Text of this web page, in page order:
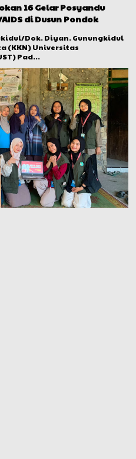
16 Gelar Posyandu
di Dusun Pondok
Dok. Diyan. Gunungkidul
(KKN) Universitas
Pad...